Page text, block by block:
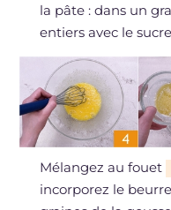
la pâte : dans un
entiers avec le sucre
Mélangez au fouet
incorporez le